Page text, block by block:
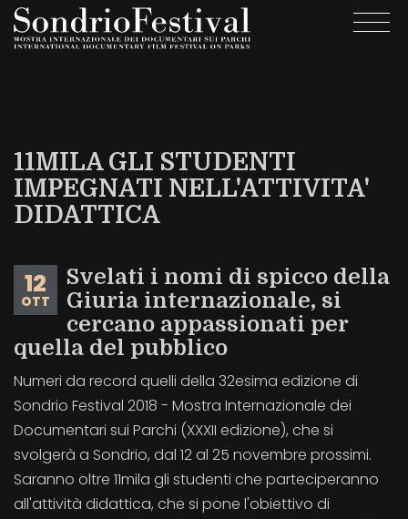
Salta
11MILA GLI STUDENTI
IMPEGNATI NELL'ATTIVITA'
DIDATTICA
12
OTT
Svelati i nomi di spicco della
Giuria internazionale, si
cercano appassionati per
quella del pubblico
Numeri da record quelli della 32esima edizione di
Sondrio Festival 2018 - Mostra Internazionale dei
Documentari sui Parchi (XXXII edizione), che si
svolgerà a Sondrio, dal 12 al 25 novembre prossimi.
Saranno oltre 11mila gli studenti che parteciperanno
all'attività didattica, che si pone l'obiettivo di